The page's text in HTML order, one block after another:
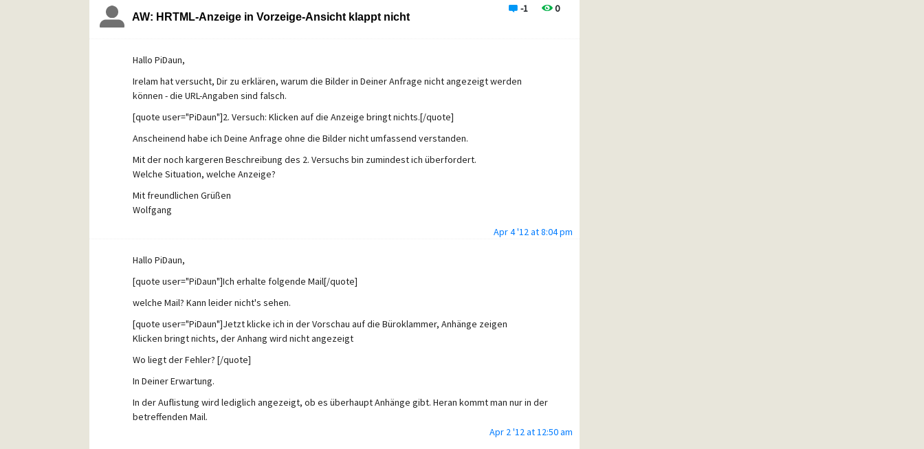
-1 0
AW: HRTML-Anzeige in Vorzeige-Ansicht klappt nicht
Hallo PiDaun,
Irelam hat versucht, Dir zu erklären, warum die Bilder in Deiner Anfrage nicht angezeigt werden
können - die URL-Angaben sind falsch.
[quote user="PiDaun"]2. Versuch: Klicken auf die Anzeige bringt nichts.[/quote]
Anscheinend habe ich Deine Anfrage ohne die Bilder nicht umfassend verstanden.
Mit der noch kargeren Beschreibung des 2. Versuchs bin zumindest ich überfordert.
Welche Situation, welche Anzeige?
Mit freundlichen Grüßen
Wolfgang
Apr 4 '12 at 8:04 pm
Hallo PiDaun,
[quote user="PiDaun"]Ich erhalte folgende Mail[/quote]
welche Mail? Kann leider nicht's sehen.
[quote user="PiDaun"]Jetzt klicke ich in der Vorschau auf die Büroklammer, Anhänge zeigen
Klicken bringt nichts, der Anhang wird nicht angezeigt
Wo liegt der Fehler? [/quote]
In Deiner Erwartung.
In der Auflistung wird lediglich angezeigt, ob es überhaupt Anhänge gibt. Heran kommt man nur in der
betreffenden Mail.
Apr 2 '12 at 12:50 am